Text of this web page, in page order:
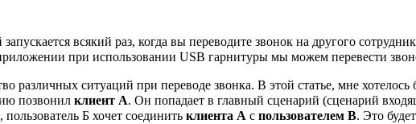
всякий раз, когда вы переводите звонок на другого
при использовании USB гарнитуры мы можем перевести
различных ситуаций при переводе звонка. В этой статье, мне
позвонил клиент А. Он попадает в главный сценарий (сценарий
Б хочет соединить клиента А с пользователем В. Это